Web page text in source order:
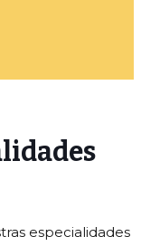
especialidades